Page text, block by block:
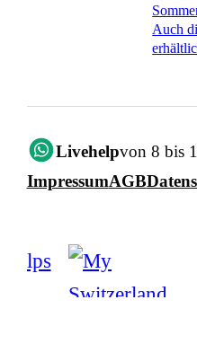
Auch
Livehelpvon 8 bis
ImpressumAGB